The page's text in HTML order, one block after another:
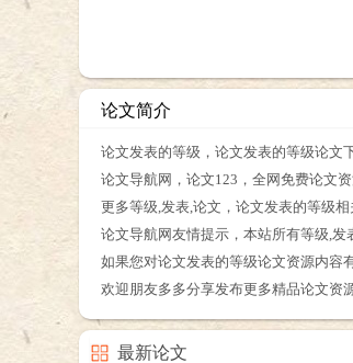
论文简介
论文发表的等级，论文发表的等级论文
论文导航网，论文123，全网免费论文资
更多等级,发表,论文，论文发表的等级
论文导航网友情提示，本站所有等级,发
如果您对论文发表的等级论文资源内容
欢迎朋友多多分享发布更多精品论文资源
最新论文